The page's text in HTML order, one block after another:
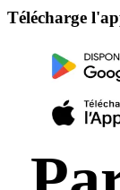
Télécharge